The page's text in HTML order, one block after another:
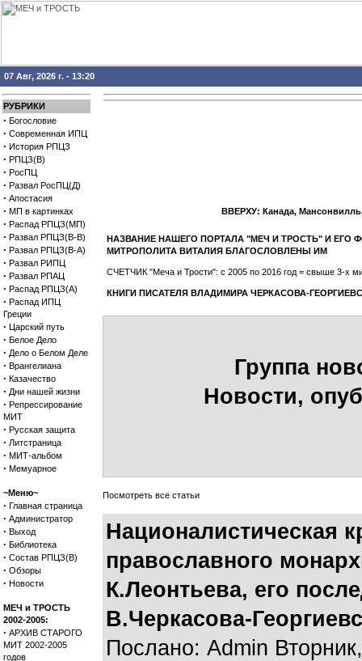
07 Авг, 2026 г. - 13:20
РУБРИКИ
· Богословие
· Современная ИПЦ
· История РПЦЗ
· РПЦЗ(В)
· РосПЦ
· Развал РосПЦ(Д)
· Апостасия
· МП в картинках
· Распад РПЦЗ(МП)
· Развал РПЦЗ(В-В)
· Развал РПЦЗ(В-А)
· Развал РИПЦ
· Развал РПАЦ
· Распад РПЦЗ(А)
· Распад ИПЦ
Греции
· Царский путь
· Белое Дело
· Дело о Белом Деле
· Врангелиана
· Казачество
· Дни нашей жизни
· Репрессирование
МИТ
· Русская защита
· Литстраница
· МИТ-альбом
· Мемуарное
~Меню~
· Главная страница
· Администратор
· Выход
· Библиотека
· Состав РПЦЗ(В)
· Обзоры
· Новости
МЕЧ и ТРОСТЬ
2002-2005:
· АРХИВ СТАРОГО
МИТ 2002-2005
годов
ВВЕРХУ: Канада,
НАЗВАНИЕ НАШЕГО ПОРТАЛА "МЕЧ И ТРОСТЬ" И
МИТРОПОЛИТА ВИТАЛИЯ БЛАГОСЛОВЛЕНЫ ИМ
СЧЕТЧИК "Меча и Трости": с 2005 по 2016 год = свыше 3-х
КНИГИ ПИСАТЕЛЯ ВЛАДИМИРА ЧЕРКАСОВА-
Группа
Новости,
Посмотреть все статьи
Националистическая
православного
К.Леонтьева, его
В.Черкасова-
Послано: Admin